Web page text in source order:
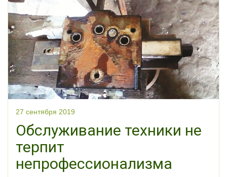
27 сентября 2019
Обслуживание техники не
терпит
непрофессионализма